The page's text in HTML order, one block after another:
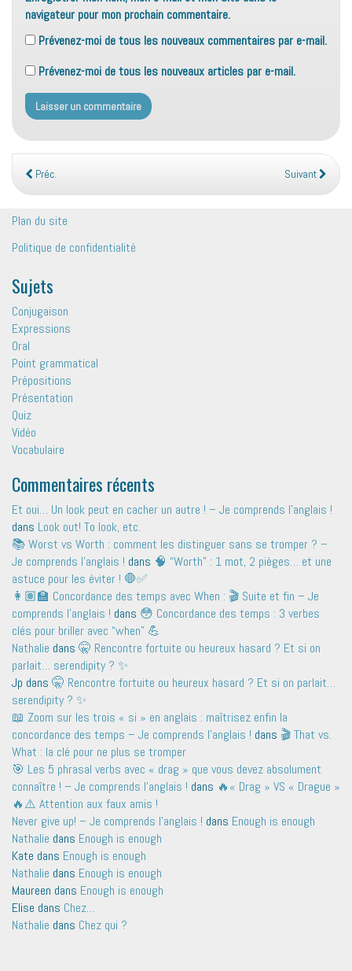
navigateur pour mon prochain commentaire.
Prévenez-moi de tous les nouveaux commentaires par e-mail.
Prévenez-moi de tous les nouveaux articles par e-mail.
Préc. Suivant
Plan du site
Politique de confidentialité
Sujets
Conjugaison
Expressions
Oral
Point grammatical
Prépositions
Présentation
Quiz
Vidéo
Vocabulaire
Commentaires récents
Et oui… Un look peut en cacher un autre ! – Je comprends l'anglais !
dans Look out! To look, etc.
📚 Worst vs Worth : comment les distinguer sans se tromper ? –
Je comprends l'anglais ! dans 🧠 “Worth” : 1 mot, 2 pièges… et une
astuce pour les éviter ! 🛑✅
👩🏽‍🏫 Concordance des temps avec When : 🎬 Suite et fin – Je
comprends l'anglais ! dans 😳 Concordance des temps : 3 verbes
clés pour briller avec “when” 💪
Nathalie dans 🤫 Rencontre fortuite ou heureux hasard ? Et si on
parlait… serendipity ? ✨
Jp dans 🤫 Rencontre fortuite ou heureux hasard ? Et si on parlait…
serendipity ? ✨
📖 Zoom sur les trois « si » en anglais : maîtrisez enfin la
concordance des temps – Je comprends l'anglais ! dans 🎬 That vs.
What : la clé pour ne plus se tromper
🎯 Les 5 phrasal verbs avec « drag » que vous devez absolument
connaître ! – Je comprends l'anglais ! dans 🔥« Drag » VS « Drague »
🔥⚠️ Attention aux faux amis !
Never give up! – Je comprends l'anglais ! dans Enough is enough
Nathalie dans Enough is enough
Kate dans Enough is enough
Nathalie dans Enough is enough
Maureen dans Enough is enough
Elise dans Chez…
Nathalie dans Chez qui ?